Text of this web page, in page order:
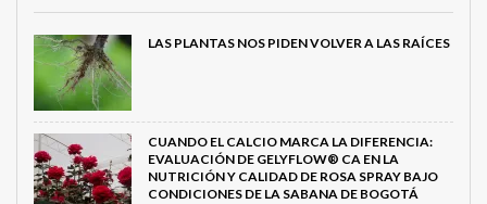
LAS PLANTAS NOS PIDEN VOLVER A LAS RAÍCES
CUANDO EL CALCIO MARCA LA DIFERENCIA:
EVALUACIÓN DE GELYFLOW® CA EN LA
NUTRICIÓN Y CALIDAD DE ROSA SPRAY BAJO
CONDICIONES DE LA SABANA DE BOGOTÁ